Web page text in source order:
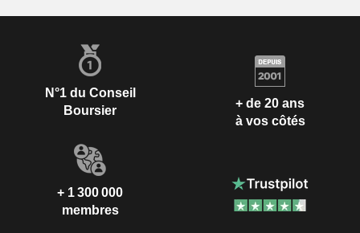
N°1 du Conseil
Boursier
+ de 20 ans
à vos côtés
+ 1 300 000
membres